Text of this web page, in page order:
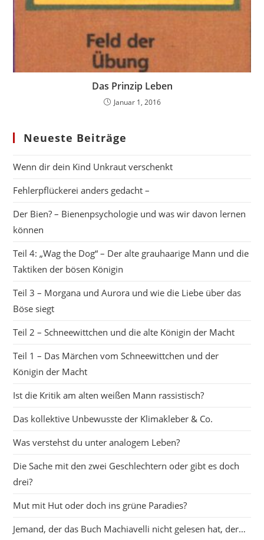
Das Prinzip Leben
Januar 1, 2016
Neueste Beiträge
Wenn dir dein Kind Unkraut verschenkt
Fehlerpflückerei anders gedacht –
Der Bien? – Bienenpsychologie und was wir davon lernen
können
Teil 4: „Wag the Dog“ – Der alte grauhaarige Mann und die
Taktiken der bösen Königin
Teil 3 – Morgana und Aurora und wie die Liebe über das
Böse siegt
Teil 2 – Schneewittchen und die alte Königin der Macht
Teil 1 – Das Märchen vom Schneewittchen und der
Königin der Macht
Ist die Kritik am alten weißen Mann rassistisch?
Das kollektive Unbewusste der Klimakleber & Co.
Was verstehst du unter analogem Leben?
Die Sache mit den zwei Geschlechtern oder gibt es doch
drei?
Mut mit Hut oder doch ins grüne Paradies?
Jemand, der das Buch Machiavelli nicht gelesen hat, der…